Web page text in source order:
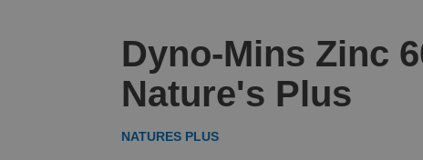
Dyno-Mins Zinc
Nature's Plus
NATURES PLUS